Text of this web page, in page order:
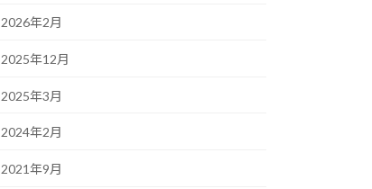
2026年2月
2025年12月
2025年3月
2024年2月
2021年9月